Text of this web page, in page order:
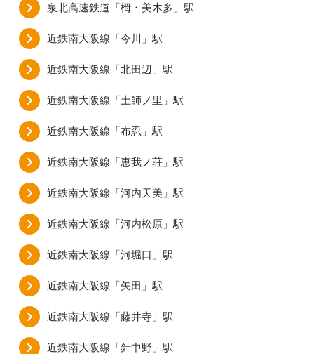
泉北高速鉄道「栂・美木多」駅
近鉄南大阪線「今川」駅
近鉄南大阪線「北田辺」駅
近鉄南大阪線「土師ノ里」駅
近鉄南大阪線「布忍」駅
近鉄南大阪線「恵我ノ荘」駅
近鉄南大阪線「河内天美」駅
近鉄南大阪線「河内松原」駅
近鉄南大阪線「河堀口」駅
近鉄南大阪線「矢田」駅
近鉄南大阪線「藤井寺」駅
近鉄南大阪線「針中野」駅